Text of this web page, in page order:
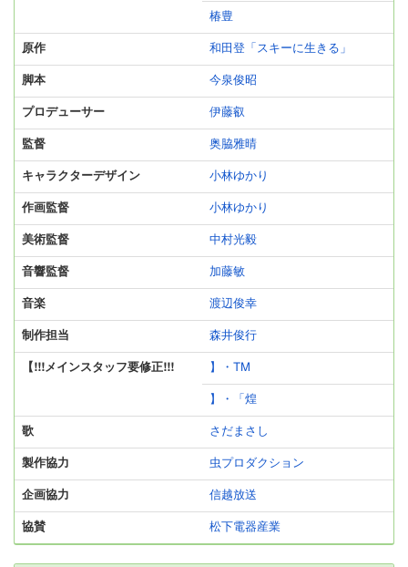
椿豊
原作 和田登「スキーに生きる」
脚本 今泉俊昭
プロデューサー 伊藤叡
監督 奥脇雅晴
キャラクターデザイン 小林ゆかり
作画監督 小林ゆかり
美術監督 中村光毅
音響監督 加藤敏
音楽 渡辺俊幸
制作担当 森井俊行
【!!!メインスタッフ要修正!!! 】・TM
】・「煌
歌 さだまさし
製作協力 虫プロダクション
企画協力 信越放送
協賛 松下電器産業